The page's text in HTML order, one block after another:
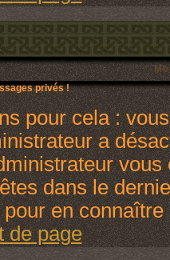
privés !
pour cela :
a
dans le
en connaître
de page